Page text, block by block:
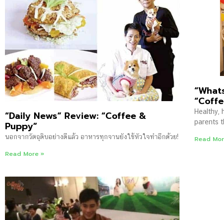
“Daily News” Review: “Coffee &
Puppy”
นอกจากวัตถุดิบอย่างดีแล้ว อาหารทุกจานยังใช้หัวใจทำอีกด้วย!
Read More »
Healthy,
parents
Read